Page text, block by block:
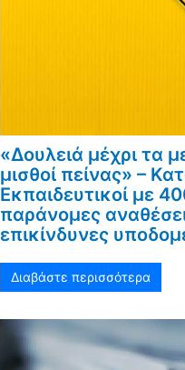
«Δουλειά μέχρι τα
μισθοί πείνας» –
Εκπαιδευτικοί με
παράνομες
επικίνδυνες
Διαβάστε περισσότερα